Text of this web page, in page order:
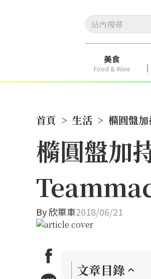
美食
Food & Wine
首頁 > 生活 > 橢圓盤
橢圓盤加
By欣單車2018/06/21
文章目錄